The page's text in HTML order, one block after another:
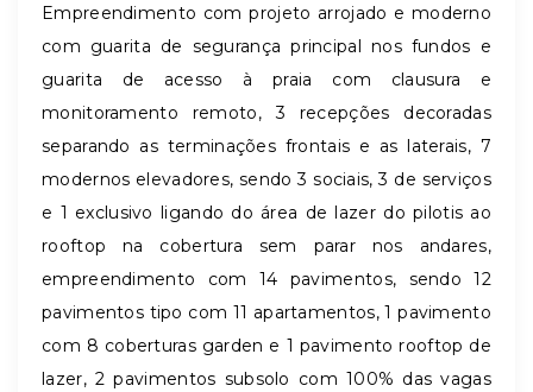
Empreendimento com projeto arrojado e moderno
com guarita de segurança principal nos fundos e
guarita de acesso à praia com clausura e
monitoramento remoto, 3 recepções decoradas
separando as terminações frontais e as laterais, 7
modernos elevadores, sendo 3 sociais, 3 de serviços
e 1 exclusivo ligando do área de lazer do pilotis ao
rooftop na cobertura sem parar nos andares,
empreendimento com 14 pavimentos, sendo 12
pavimentos tipo com 11 apartamentos, 1 pavimento
com 8 coberturas garden e 1 pavimento rooftop de
lazer, 2 pavimentos subsolo com 100% das vagas